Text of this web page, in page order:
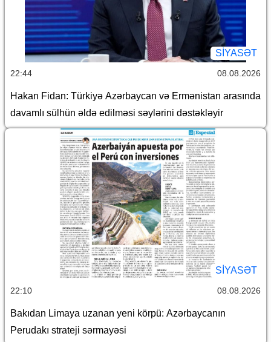
SİYASƏT
22:44 08.08.2026
Hakan Fidan: Türkiyə Azərbaycan və Ermənistan arasında
davamlı sülhün əldə edilməsi səylərini dəstəkləyir
SİYASƏT
22:10 08.08.2026
Bakıdan Limaya uzanan yeni körpü: Azərbaycanın
Perudakı strateji sərmayəsi